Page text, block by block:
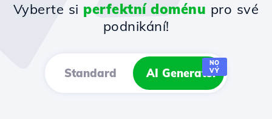
Vyberte si perfektní doménu pro své
podnikání!
Standard AI Generator
NO
VÝ